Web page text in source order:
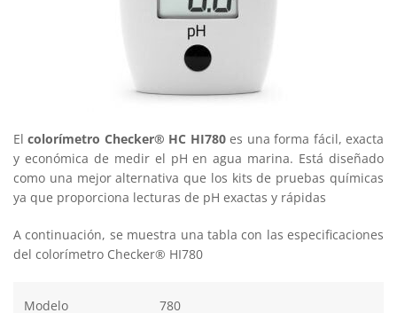
Elcolorímetro Checker® HC HI780es una forma fácil, exacta
y económica de medir el pH en agua marina. Está diseñado
como una mejor alternativa que los kits de pruebas químicas
ya que proporciona lecturas de pH exactas y rápidas
A continuación, se muestra una tabla con las especificaciones
del colorímetro Checker® HI780
Modelo 780